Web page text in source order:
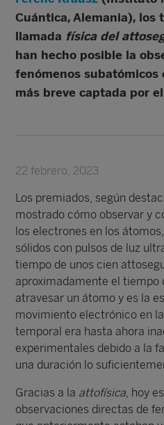
Cuántica, Alemania), los
llamada física del
han hecho posible la
fenómenos subatómicos
más breve captada por
22 febrero, 2023
Los premiados, según
mostrado cómo observar y
los electrones en los
sólidos con pulsos de luz
tiempo de unos cien
aproximadamente el tiempo
atravesar un átomo y es la
movimiento electrónico en
temporal era hasta ahora
experimentales debido a la
una duración lo
Gracias a la attofísica, hoy
observaciones directas de